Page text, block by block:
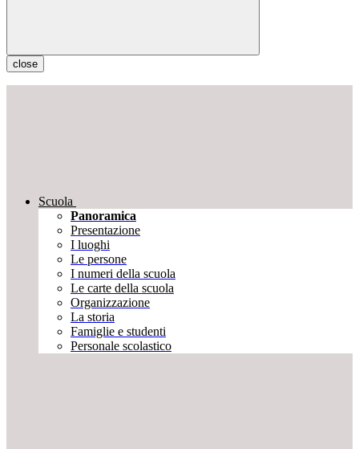
close
Scuola
Panoramica
Presentazione
I luoghi
Le persone
I numeri della scuola
Le carte della scuola
Organizzazione
La storia
Famiglie e studenti
Personale scolastico